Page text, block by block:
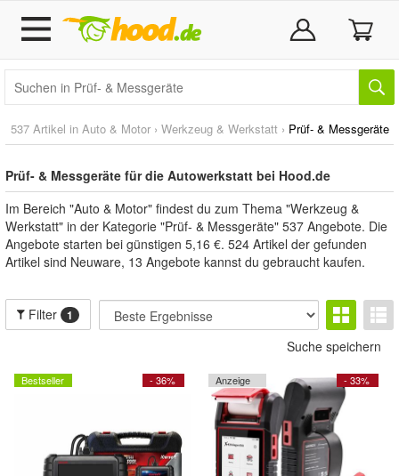
537 Artikel in Auto & Motor › Werkzeug & Werkstatt › Prüf- & Messgeräte
Prüf- & Messgeräte für die Autowerkstatt bei Hood.de
Im Bereich "Auto & Motor" findest du zum Thema "Werkzeug &
Werkstatt" in der Kategorie "Prüf- & Messgeräte" 537 Angebote. Die
Angebote starten bei günstigen 5,16 €. 524 Artikel der gefunden
Artikel sind Neuware, 13 Angebote kannst du gebraucht kaufen.
Filter 1
Suche speichern
- 36%
Bestseller - 33%
Anzeige